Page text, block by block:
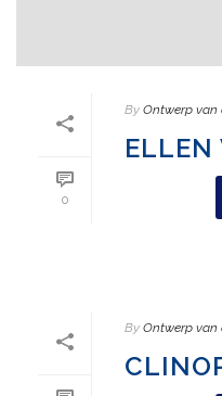
0
By Ontwerp van
ELLEN
By Ontwerp van